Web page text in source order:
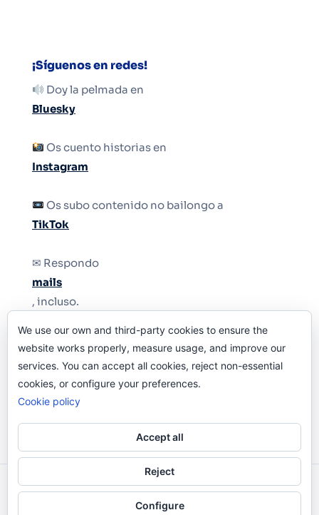
¡Síguenos en redes!
Doy la pelmada en
Bluesky
Os cuento historias en
Instagram
Os subo contenido no bailongo a
TikTok
✉ Respondo
mails
, incluso.
Y si una persona no puede tener teléfono, que
le quiten el teléfono.
Odi O'Malley © 2016-2025. Todos Los Derechos
Reservados.
We use our own and third-party cookies to ensure the
website works properly, measure usage, and improve our
services. You can accept all cookies, reject non-essential
cookies, or configure your preferences.
Cookie policy
Accept all
Reject
Configure